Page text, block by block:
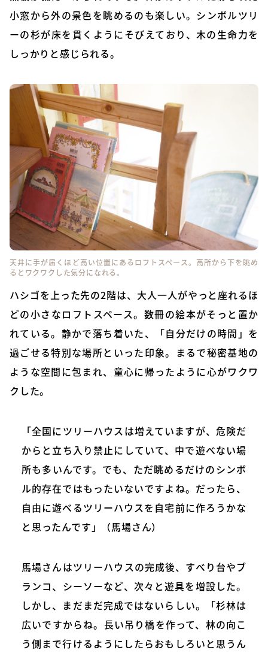
小窓から外の景色を眺めるのも楽しい。シンボルツリ
ーの杉が床を貫くようにそびえており、木の生命力を
しっかりと感じられる。
天井に手が届くほど高い位置にあるロフトスペース。高所から下を眺め
るとワクワクした気分になれる。
ハシゴを上った先の2階は、大人一人がやっと座れるほ
どの小さなロフトスペース。数冊の絵本がそっと置か
れている。静かで落ち着いた、「自分だけの時間」を
過ごせる特別な場所といった印象。まるで秘密基地の
ような空間に包まれ、童心に帰ったように心がワクワ
クした。
「全国にツリーハウスは増えていますが、危険だ
からと立ち入り禁止にしていて、中で遊べない場
所も多いんです。でも、ただ眺めるだけのシンボ
ル的存在ではもったいないですよね。だったら、
自由に遊べるツリーハウスを自宅前に作ろうかな
と思ったんです」（馬場さん）
馬場さんはツリーハウスの完成後、すべり台やブ
ランコ、シーソーなど、次々と遊具を増設した。
しかし、まだまだ完成ではないらしい。「杉林は
広いですからね。長い吊り橋を作って、林の向こ
う側まで行けるようにしたらおもしろいと思うん